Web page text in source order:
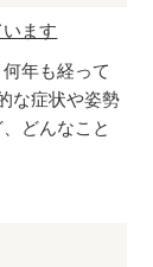
ます
年も経って
な症状や姿勢
どんなこと